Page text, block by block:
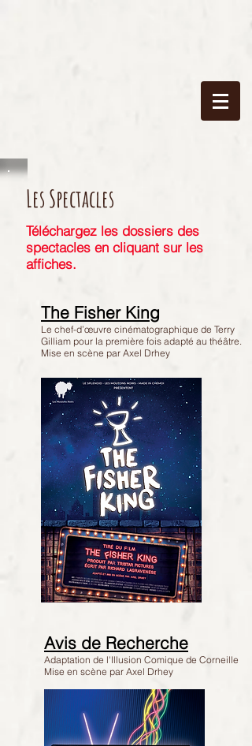
Les Spectacles
Téléchargez les dossiers des
spectacles en cliquant sur les
affiches.
The Fisher King
Le chef-d’œuvre cinématographique de Terry
Gilliam pour la première fois adapté au théâtre.
Mise en scène par Axel Drhey
Avis de Recherche
Adaptation de l'Illusion Comique de Corneille
Mise en scène par Axel Drhey